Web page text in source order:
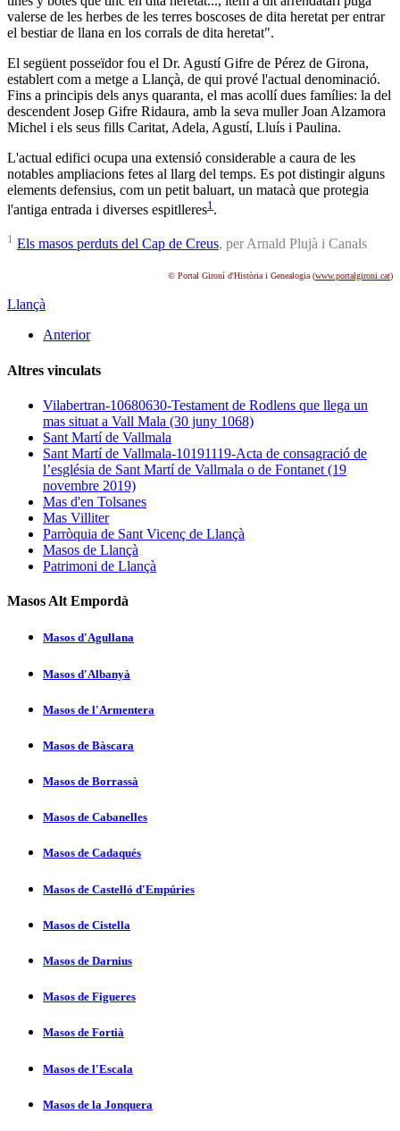
valerse de les herbes de les terres boscoses de dita heretat per entrar
el bestiar de llana en los corrals de dita heretat".
El següent posseïdor fou el Dr. Agustí Gifre de Pérez de Girona,
establert com a metge a Llançà, de qui prové l'actual denominació.
Fins a principis dels anys quaranta, el mas acollí dues famílies: la del
descendent Josep Gifre Ridaura, amb la seva muller Joan Alzamora
Michel i els seus fills Caritat, Adela, Agustí, Lluís i Paulina.
L'actual edifici ocupa una extensió considerable a caura de les
notables ampliacions fetes al llarg del temps. Es pot distingir alguns
elements defensius, com un petit baluart, un matacà que protegia
l'antiga entrada i diverses espitlleres1 .
1 Els masos perduts del Cap de Creus, per Arnald Plujà i Canals
© Portal Gironí d'Història i Genealogia (www.portalgironi.cat)
Llançà
Anterior
Altres vinculats
Vilabertran-10680630-Testament de Rodlens que llega un
mas situat a Vall Mala (30 juny 1068)
Sant Martí de Vallmala
Sant Martí de Vallmala-10191119-Acta de consagració de
l’església de Sant Martí de Vallmala o de Fontanet (19
novembre 2019)
Mas d'en Tolsanes
Mas Villiter
Parròquia de Sant Vicenç de Llançà
Masos de Llançà
Patrimoni de Llançà
Masos Alt Empordà
Masos d'Agullana
Masos d'Albanyà
Masos de l'Armentera
Masos de Bàscara
Masos de Borrassà
Masos de Cabanelles
Masos de Cadaqués
Masos de Castelló d'Empúries
Masos de Cistella
Masos de Darnius
Masos de Figueres
Masos de Fortià
Masos de l'Escala
Masos de la Jonquera